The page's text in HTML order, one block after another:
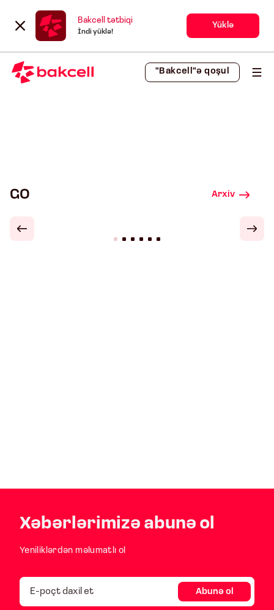
Bakcell tətbiqi
İndi yüklə!
Yüklə
"Bakcell"ə qoşul
GO Arxiv
Xəbərlərimizə abunə ol
Yeniliklərdən məlumatlı ol
Abunə ol